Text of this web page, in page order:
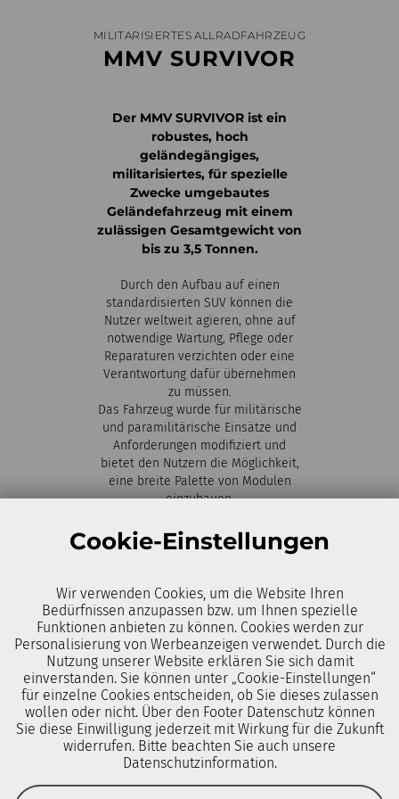
MILITARISIERTES ALLRADFAHRZEUG
MMV SURVIVOR
Der MMV SURVIVOR ist ein
robustes, hoch
geländegängiges,
militarisiertes, für spezielle
Zwecke umgebautes
Geländefahrzeug mit einem
zulässigen Gesamtgewicht von
bis zu 3,5 Tonnen.
Durch den Aufbau auf einen
standardisierten SUV können die
Nutzer weltweit agieren, ohne auf
notwendige Wartung, Pflege oder
Reparaturen verzichten oder eine
Verantwortung dafür übernehmen
zu müssen.
Das Fahrzeug wurde für militärische
und paramilitärische Einsätze und
Anforderungen modifiziert und
bietet den Nutzern die Möglichkeit,
eine breite Palette von Modulen
einzubauen.
Cookie-Einstellungen
Wir verwenden Cookies, um die Website Ihren
Bedürfnissen anzupassen bzw. um Ihnen spezielle
Funktionen anbieten zu können. Cookies werden zur
Personalisierung von Werbeanzeigen verwendet. Durch die
Nutzung unserer Website erklären Sie sich damit
einverstanden. Sie können unter „Cookie-Einstellungen“
für einzelne Cookies entscheiden, ob Sie dieses zulassen
wollen oder nicht. Über den Footer Datenschutz können
Sie diese Einwilligung jederzeit mit Wirkung für die Zukunft
widerrufen. Bitte beachten Sie auch unsere
Datenschutzinformation.